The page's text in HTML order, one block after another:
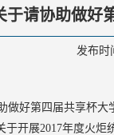
于请协助做好
发布时
做好第四届共享杯
于开展2017年度火炬